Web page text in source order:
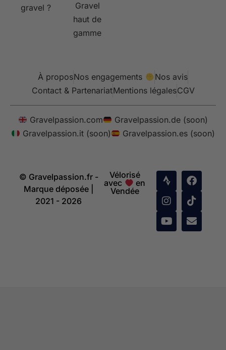
gravel ?
Gravel
haut de
gamme
À proposNos engagements
Nos avis
Contact & PartenariatMentions légalesCGV
Gravelpassion.com
Gravelpassion.de (soon)
Gravelpassion.it (soon)
Gravelpassion.es (soon)
© Gravelpassion.fr -
Marque déposée |
2021 - 2026
Vélorisé
avec
en
Vendée